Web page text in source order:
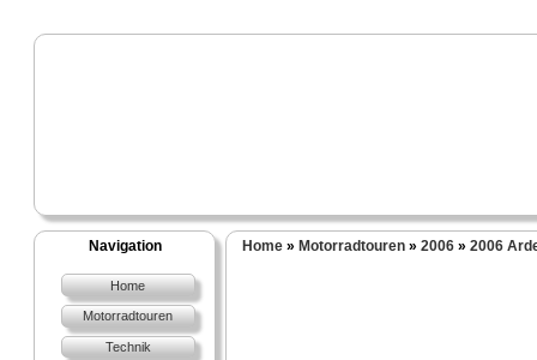
Navigation
Home
Motorradtouren
Technik
Home» Motorradtouren» 2006» 2006